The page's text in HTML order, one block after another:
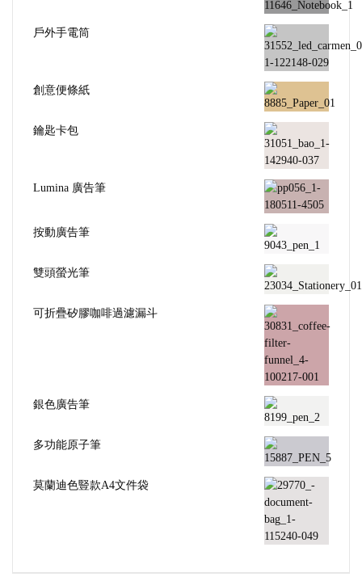
戶外手電筒
創意便條紙
鑰匙卡包
Lumina 廣告筆
按動廣告筆
雙頭螢光筆
可折疊矽膠咖啡過濾漏斗
銀色廣告筆
多功能原子筆
莫蘭迪色豎款A4文件袋